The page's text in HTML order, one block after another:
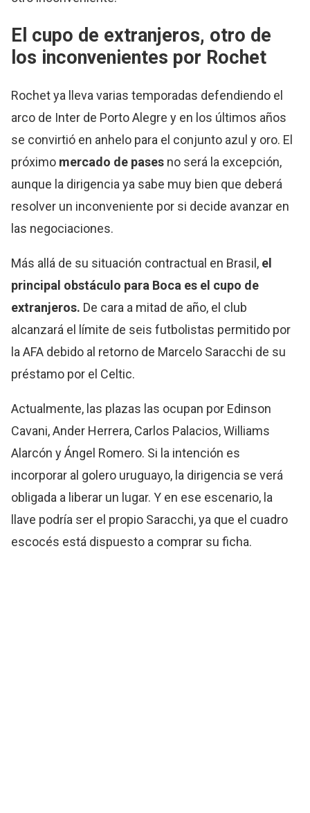
El cupo de extranjeros, otro de
los inconvenientes por Rochet
Rochet ya lleva varias temporadas defendiendo el
arco de Inter de Porto Alegre y en los últimos años
se convirtió en anhelo para el conjunto azul y oro. El
próximo mercado de pases no será la excepción,
aunque la dirigencia ya sabe muy bien que deberá
resolver un inconveniente por si decide avanzar en
las negociaciones.
Más allá de su situación contractual en Brasil, el
principal obstáculo para Boca es el cupo de
extranjeros. De cara a mitad de año, el club
alcanzará el límite de seis futbolistas permitido por
la AFA debido al retorno de Marcelo Saracchi de su
préstamo por el Celtic.
Actualmente, las plazas las ocupan por Edinson
Cavani, Ander Herrera, Carlos Palacios, Williams
Alarcón y Ángel Romero. Si la intención es
incorporar al golero uruguayo, la dirigencia se verá
obligada a liberar un lugar. Y en ese escenario, la
llave podría ser el propio Saracchi, ya que el cuadro
escocés está dispuesto a comprar su ficha.